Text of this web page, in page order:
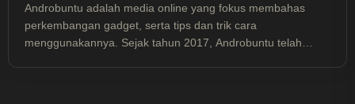
Androbuntu adalah media online yang fokus membahas
perkembangan gadget, serta tips dan trik cara
menggunakannya. Sejak tahun 2017, Androbuntu telah